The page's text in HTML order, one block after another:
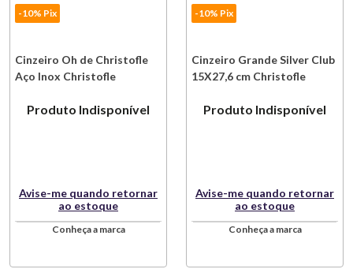
-10% Pix
Cinzeiro Oh de Christofle
Aço Inox Christofle
Produto Indisponível
Avise-me quando retornar
ao estoque
Conheça a marca
-10% Pix
Cinzeiro Grande Silver Club
15X27,6 cm Christofle
Produto Indisponível
Avise-me quando retornar
ao estoque
Conheça a marca